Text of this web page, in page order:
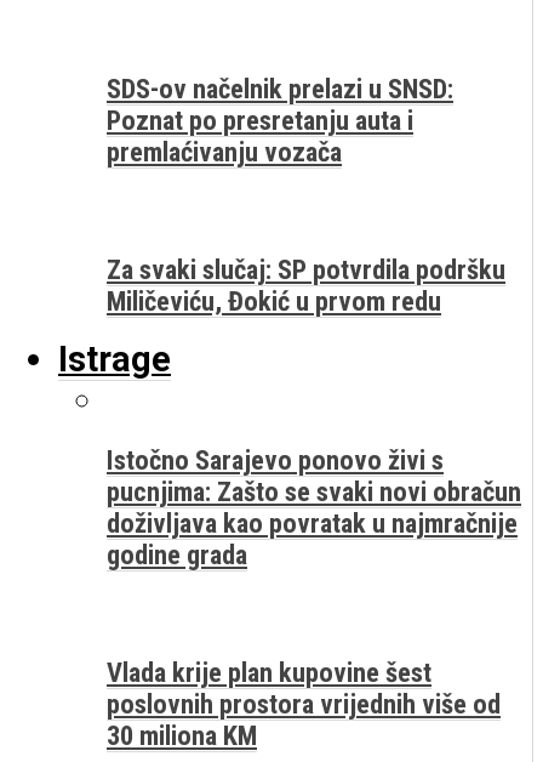
SDS-ov načelnik prelazi u SNSD:
Poznat po presretanju auta i
premlaćivanju vozača
Za svaki slučaj: SP potvrdila podršku
Miličeviću, Đokić u prvom redu
Istrage
Istočno Sarajevo ponovo živi s
pucnjima: Zašto se svaki novi obračun
doživljava kao povratak u najmračnije
godine grada
Vlada krije plan kupovine šest
poslovnih prostora vrijednih više od
30 miliona KM